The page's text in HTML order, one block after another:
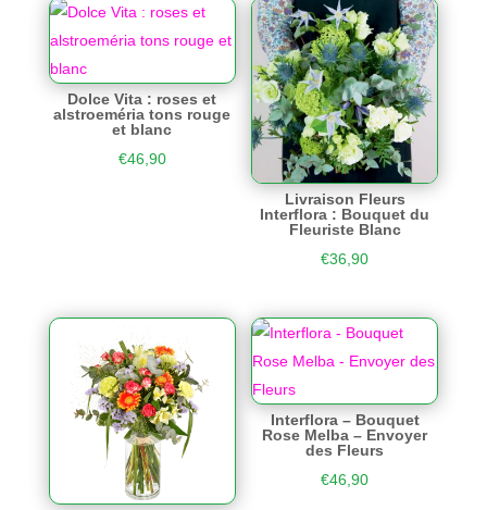
Dolce Vita : roses et
alstroeméria tons rouge
et blanc
€46,90
Livraison Fleurs
Interflora : Bouquet du
Fleuriste Blanc
€36,90
Interflora – Bouquet
Rose Melba – Envoyer
des Fleurs
€46,90